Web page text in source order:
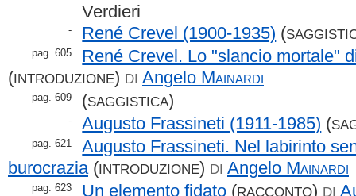
Verdieri
- René Crevel (1900-1935) (
pag. 605
René Crevel. Lo "slancio mortale"
(INTRODUZIONE) DI Angelo Mainardi
pag. 609 (SAGGISTICA)
- Augusto Frassineti (1911-1985) (
pag. 621
Augusto Frassineti. Nel labirinto
burocrazia (INTRODUZIONE) DI Angelo Mainardi
pag. 623 Un elemento fidato (RACCONTO) DI